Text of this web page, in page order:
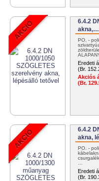
6.4.2
akna,…
PO. -
Eredeti
(Br.
Akciós
(Br.
6.4.2
akna,
PO. -
…
Eredeti
(Br.